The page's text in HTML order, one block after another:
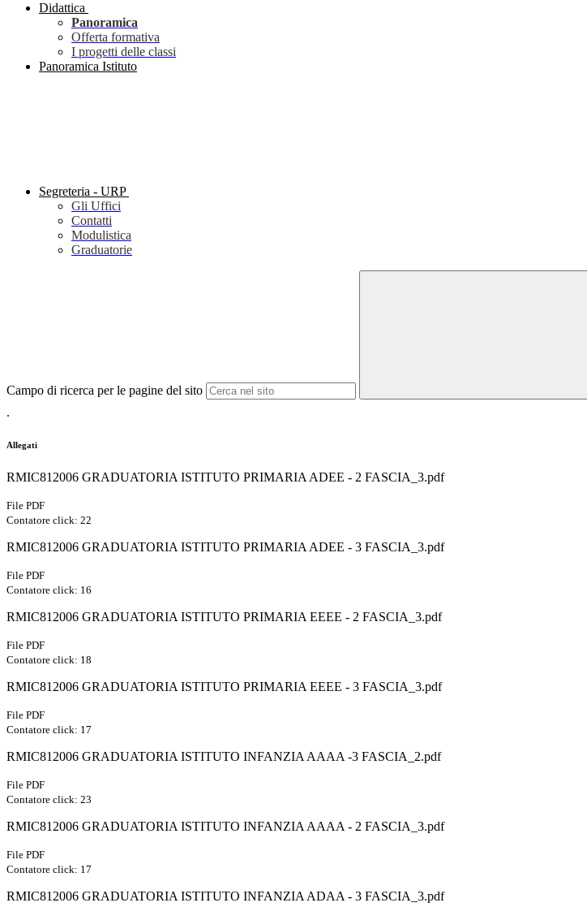
Didattica
Panoramica
Offerta formativa
I progetti delle classi
Panoramica Istituto
Segreteria - URP
Gli Uffici
Contatti
Modulistica
Graduatorie
Campo di ricerca per le pagine del sito
.
Allegati
RMIC812006 GRADUATORIA ISTITUTO PRIMARIA ADEE - 2 FASCIA_3.pdf
File PDF
Contatore click: 22
RMIC812006 GRADUATORIA ISTITUTO PRIMARIA ADEE - 3 FASCIA_3.pdf
File PDF
Contatore click: 16
RMIC812006 GRADUATORIA ISTITUTO PRIMARIA EEEE - 2 FASCIA_3.pdf
File PDF
Contatore click: 18
RMIC812006 GRADUATORIA ISTITUTO PRIMARIA EEEE - 3 FASCIA_3.pdf
File PDF
Contatore click: 17
RMIC812006 GRADUATORIA ISTITUTO INFANZIA AAAA -3 FASCIA_2.pdf
File PDF
Contatore click: 23
RMIC812006 GRADUATORIA ISTITUTO INFANZIA AAAA - 2 FASCIA_3.pdf
File PDF
Contatore click: 17
RMIC812006 GRADUATORIA ISTITUTO INFANZIA ADAA - 3 FASCIA_3.pdf